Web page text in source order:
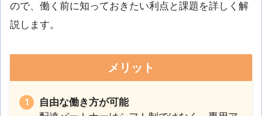
ので、働く前に知っておきたい利点と課題を詳しく解
説します。
メリット
自由な働き方が可能